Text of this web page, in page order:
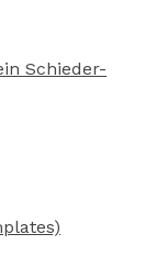
Schieder-